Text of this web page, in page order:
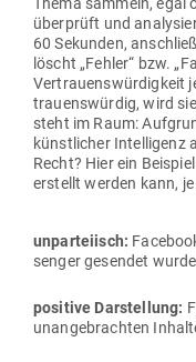
über­prüft und
60 Sekunden,
löscht „Fehler“ bzw.
Ver­trau­ens­wür­digkeit
trau­ens­würdig, wird
steht im Raum:
künst­licher Intel­ligenz
Recht? Hier ein
erstellt werden kann,
unpar­teiisch:
senger gesendet
positive Dar­stellung:
unan­ge­brachten